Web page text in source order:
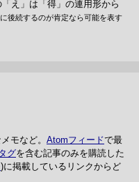
え」は「 得 」の連用形から
後続するのが肯定なら可能を表す
モなど。 Atomフィードで最
グを含む記事のみを購読した
)に掲載しているリンクからど